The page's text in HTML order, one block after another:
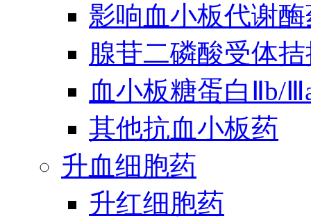
影响血小板代谢
腺苷二磷酸受体
血小板糖蛋白Ⅱb/
其他抗血小板药
升血细胞药
升红细胞药